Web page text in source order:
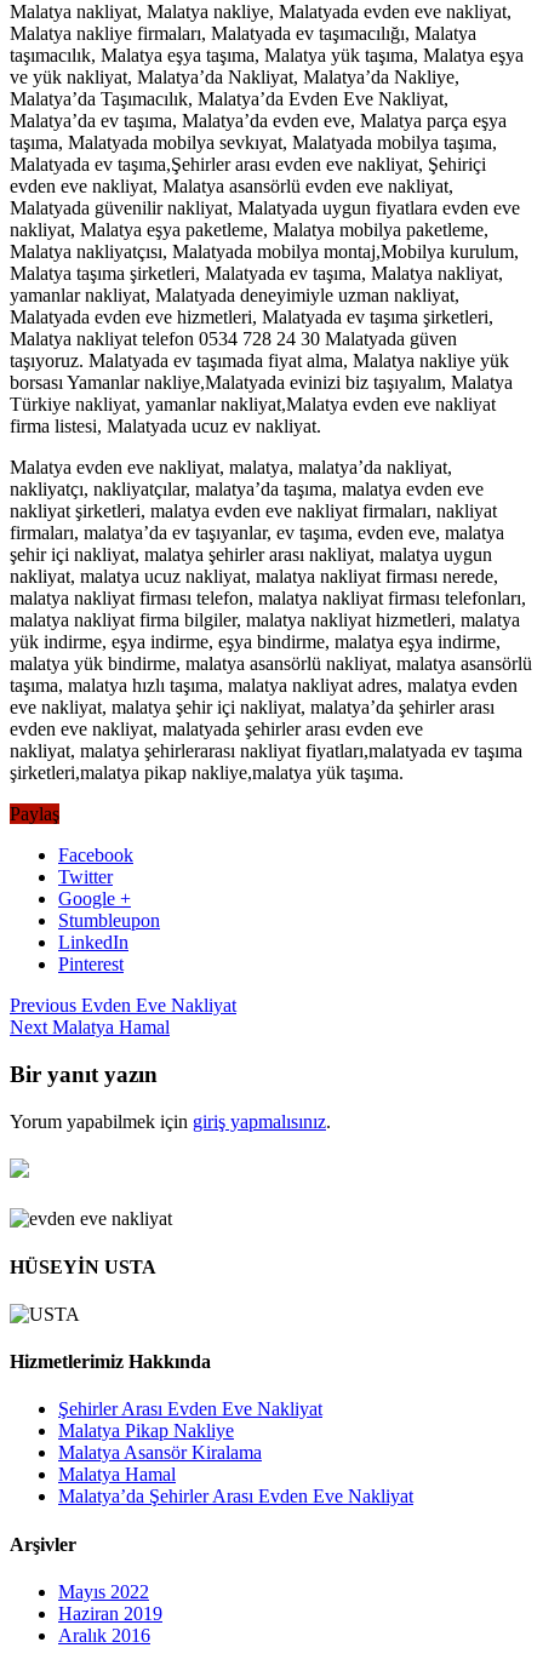
Malatya nakliyat, Malatya nakliye, Malatyada evden eve nakliyat,
Malatya nakliye firmaları, Malatyada ev taşımacılığı, Malatya
taşımacılık, Malatya eşya taşıma, Malatya yük taşıma, Malatya eşya
ve yük nakliyat, Malatya’da Nakliyat, Malatya’da Nakliye,
Malatya’da Taşımacılık, Malatya’da Evden Eve Nakliyat,
Malatya’da ev taşıma, Malatya’da evden eve, Malatya parça eşya
taşıma, Malatyada mobilya sevkıyat, Malatyada mobilya taşıma,
Malatyada ev taşıma,Şehirler arası evden eve nakliyat, Şehiriçi
evden eve nakliyat, Malatya asansörlü evden eve nakliyat,
Malatyada güvenilir nakliyat, Malatyada uygun fiyatlara evden eve
nakliyat, Malatya eşya paketleme, Malatya mobilya paketleme,
Malatya nakliyatçısı, Malatyada mobilya montaj,Mobilya kurulum,
Malatya taşıma şirketleri, Malatyada ev taşıma, Malatya nakliyat,
yamanlar nakliyat, Malatyada deneyimiyle uzman nakliyat,
Malatyada evden eve hizmetleri, Malatyada ev taşıma şirketleri,
Malatya nakliyat telefon 0534 728 24 30 Malatyada güven
taşıyoruz. Malatyada ev taşımada fiyat alma, Malatya nakliye yük
borsası Yamanlar nakliye,Malatyada evinizi biz taşıyalım, Malatya
Türkiye nakliyat, yamanlar nakliyat,Malatya evden eve nakliyat
firma listesi, Malatyada ucuz ev nakliyat.
Malatya evden eve nakliyat, malatya, malatya’da nakliyat,
nakliyatçı, nakliyatçılar, malatya’da taşıma, malatya evden eve
nakliyat şirketleri, malatya evden eve nakliyat firmaları, nakliyat
firmaları, malatya’da ev taşıyanlar, ev taşıma, evden eve, malatya
şehir içi nakliyat, malatya şehirler arası nakliyat, malatya uygun
nakliyat, malatya ucuz nakliyat, malatya nakliyat firması nerede,
malatya nakliyat firması telefon, malatya nakliyat firması telefonları,
malatya nakliyat firma bilgiler, malatya nakliyat hizmetleri, malatya
yük indirme, eşya indirme, eşya bindirme, malatya eşya indirme,
malatya yük bindirme, malatya asansörlü nakliyat, malatya asansörlü
taşıma, malatya hızlı taşıma, malatya nakliyat adres, malatya evden
eve nakliyat, malatya şehir içi nakliyat, malatya’da şehirler arası
evden eve nakliyat, malatyada şehirler arası evden eve
nakliyat, malatya şehirlerarası nakliyat fiyatları,malatyada ev taşıma
şirketleri,malatya pikap nakliye,malatya yük taşıma.
Paylaş
Facebook
Twitter
Google +
Stumbleupon
LinkedIn
Pinterest
Previous Evden Eve Nakliyat
NextMalatya Hamal
Bir yanıt yazın
Yorum yapabilmek için giriş yapmalısınız.
HÜSEYİN USTA
Hizmetlerimiz Hakkında
Şehirler Arası Evden Eve Nakliyat
Malatya Pikap Nakliye
Malatya Asansör Kiralama
Malatya Hamal
Malatya’da Şehirler Arası Evden Eve Nakliyat
Arşivler
Mayıs 2022
Haziran 2019
Aralık 2016